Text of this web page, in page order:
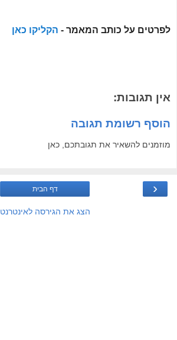
לפרטים על כותב המאמר - הקליקו כאן
אין תגובות:
הוסף רשומת תגובה
מוזמנים להשאיר את תגובתכם, כאן
‹ דף הבית
הצג את הגירסה לאינטרנט